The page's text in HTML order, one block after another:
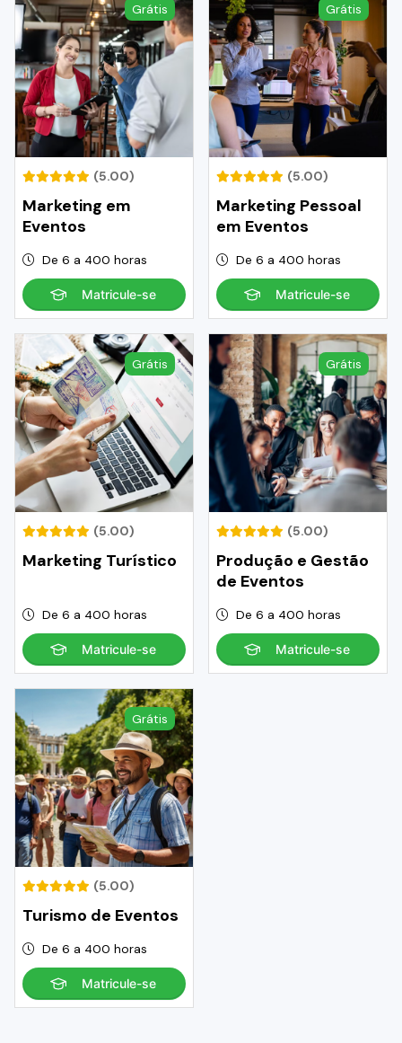
Grátis
(5.00)
Marketing em
Eventos
De 6 a 400 horas
Matricule-se
Grátis
(5.00)
Marketing Pessoal
em Eventos
De 6 a 400 horas
Matricule-se
Grátis
(5.00)
Marketing Turístico
De 6 a 400 horas
Matricule-se
Grátis
(5.00)
Produção e Gestão
de Eventos
De 6 a 400 horas
Matricule-se
Grátis
(5.00)
Turismo de Eventos
De 6 a 400 horas
Matricule-se